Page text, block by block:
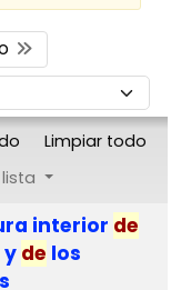
Limpiar todo
interior de
y de los